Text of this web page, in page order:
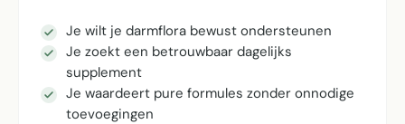
Je wilt je darmflora bewust ondersteunen
Je zoekt een betrouwbaar dagelijks
supplement
Je waardeert pure formules zonder onnodige
toevoegingen